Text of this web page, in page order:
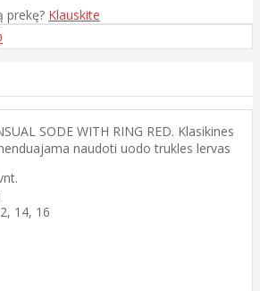
prekę? Klauskite
SODE WITH RING RED. Klasikines
naudoti uodo trukles lervas
14, 16